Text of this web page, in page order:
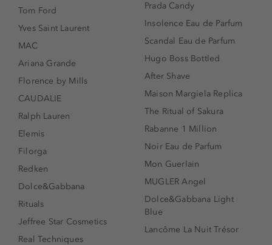
Tom Ford
Yves Saint Laurent
MAC
Ariana Grande
Florence by Mills
CAUDALIE
Ralph Lauren
Elemis
Filorga
Redken
Dolce&Gabbana
Rituals
Jeffree Star Cosmetics
Real Techniques
Prada Candy
Insolence Eau de Parfum
Scandal Eau de Parfum
Hugo Boss Bottled
After Shave
Maison Margiela Replica
The Ritual of Sakura
Rabanne 1 Million
Noir Eau de Parfum
Mon Guerlain
MUGLER Angel
Dolce&Gabbana Light
Blue
Lancôme La Nuit Trésor